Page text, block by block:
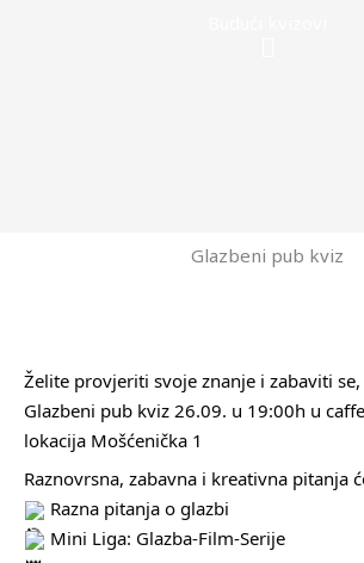
Glazbeni pub kviz
Želite provjeriti svoje znanje i zabaviti
Glazbeni pub kviz 26.09. u 19:00h u
lokacija Mošćenička 1
Raznovrsna, zabavna i kreativna pitanja
Razna pitanja o glazbi
Mini Liga: Glazba-Film-Serije